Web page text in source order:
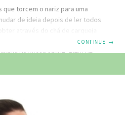
torcem o nariz para uma
de ideia depois de ler todos
através do chá de carqueja
e famosa por seu gosto
da nossa saúde. Além de
e auxilia problemas
CONTINUE →